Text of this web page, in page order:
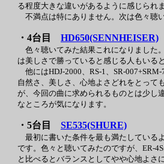
る程度大きな違いがあるように感じられま
不満点は特にありません。次は色々聴
・4台目 HD650(SENNHEISER)
色々聴いてみた結果これになりました
は美しさで勝っていると感じる人もいる
他にはHDJ-2000、RS-1、SR-
自然さ、美しさ、心地よさどれをとって
が、今回の曲に求められるものとは少し
なところが気になります。
・5台目 SE535(SHURE)
最初に書いた条件を最も満たしている
です。色々と聴いてみたのですが、ER-
と比べるとバランスとしてやや心地よさ